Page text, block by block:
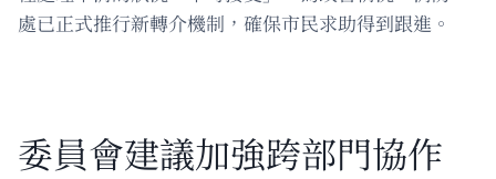
處已正式推行新轉介機制，確保市民求助得到跟進。
委員會建議加強跨部門協作